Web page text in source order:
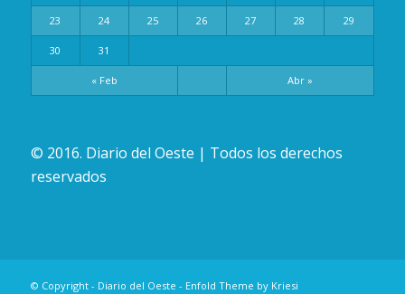
« Feb Abr »
23 24 25 26 27 28 29
30 31
© 2016. Diario del Oeste | Todos los derechos
reservados
© Copyright - Diario del Oeste - Enfold Theme by Kriesi